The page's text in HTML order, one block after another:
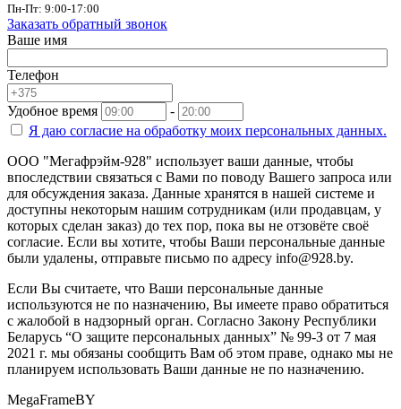
Пн-Пт: 9:00-17:00
Заказать обратный звонок
Ваше имя
Телефон
Удобное время
-
Я даю согласие на обработку моих персональных данных.
ООО "Мегафрэйм-928" использует ваши данные, чтобы
впоследствии связаться с Вами по поводу Вашего запроса или
для обсуждения заказа. Данные хранятся в нашей системе и
доступны некоторым нашим сотрудникам (или продавцам, у
которых сделан заказ) до тех пор, пока вы не отзовёте своё
согласие. Если вы хотите, чтобы Ваши персональные данные
были удалены, отправьте письмо по адресу info@928.by.
Если Вы считаете, что Ваши персональные данные
используются не по назначению, Вы имеете право обратиться
с жалобой в надзорный орган. Согласно Закону Республики
Беларусь “О защите персональных данных” № 99-З от 7 мая
2021 г. мы обязаны сообщить Вам об этом праве, однако мы не
планируем использовать Ваши данные не по назначению.
MegaFrameBY